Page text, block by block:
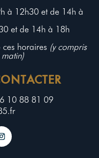
à 12h30 et de 14h à
et de 14h à 18h
horaires (y compris
10 88 81 09